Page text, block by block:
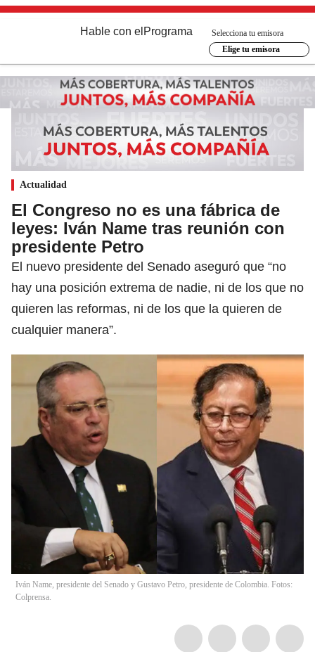
Hable con el Programa
Selecciona tu emisora
Elige tu emisora
Actualidad
El Congreso no es una fábrica de
leyes: Iván Name tras reunión con
presidente Petro
El nuevo presidente del Senado aseguró que “no
hay una posición extrema de nadie, ni de los que no
quieren las reformas, ni de los que la quieren de
cualquier manera”.
Iván Name, presidente del Senado y Gustavo Petro, presidente de Colombia. Fotos:
Colprensa.